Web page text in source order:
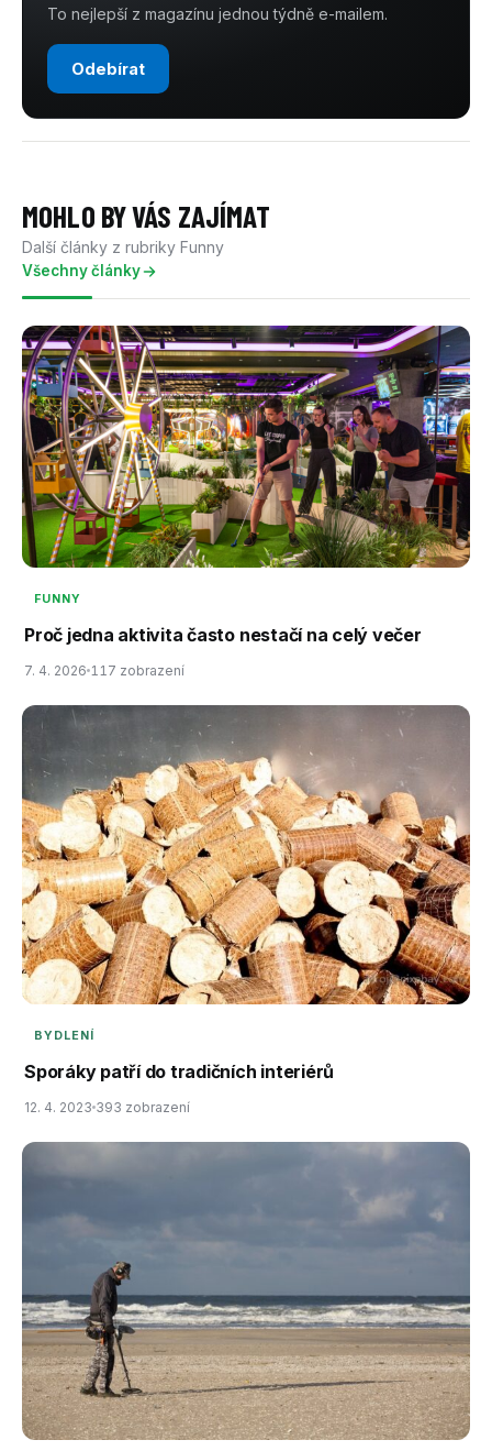
To nejlepší z magazínu jednou týdně e-mailem.
Odebírat
MOHLO BY VÁS ZAJÍMAT
Další články z rubriky Funny
Všechny články
FUNNY
Proč jedna aktivita často nestačí na celý večer
7. 4. 2026 117 zobrazení
BYDLENÍ
Sporáky patří do tradičních interiérů
12. 4. 2023 393 zobrazení